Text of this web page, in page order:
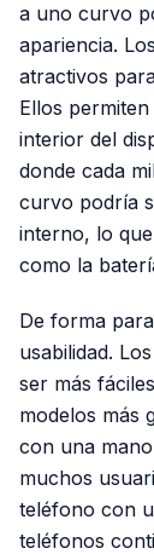
a uno curvo
apariencia.
atractivos
Ellos
interior del
donde cada
curvo podría
interno, lo
como la
De forma
usabilidad.
ser más
modelos más
con una
muchos
teléfono con
teléfonos